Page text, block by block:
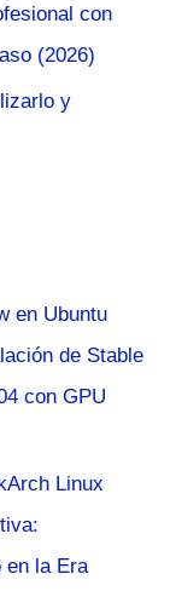
con
(2026)
y
en Ubuntu
de Stable
con GPU
Linux
en la Era